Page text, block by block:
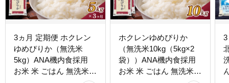
3ヵ月 定期便 ホクレン
ゆめぴりか（無洗米
5kg）ANA機内食採用
お米 米 ごはん 無洗米
ホクレンゆめぴりか
（無洗米10kg（5kg×2
袋））ANA機内食採用
お米 米 ごはん 無洗米